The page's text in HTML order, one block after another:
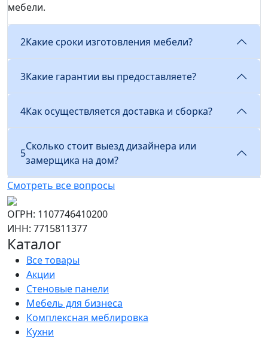
мебели.
2Какие сроки изготовления мебели?
3Какие гарантии вы предоставляете?
4Как осуществляется доставка и сборка?
5
Сколько стоит выезд дизайнера или
замерщика на дом?
Смотреть все вопросы
ОГРН: 1107746410200
ИНН: 7715811377
Каталог
Все товары
Акции
Стеновые панели
Мебель для бизнеса
Комплексная меблировка
Кухни